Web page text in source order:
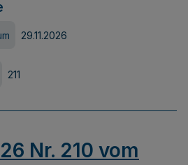
29.11.2026
211
Nr. 210 vom